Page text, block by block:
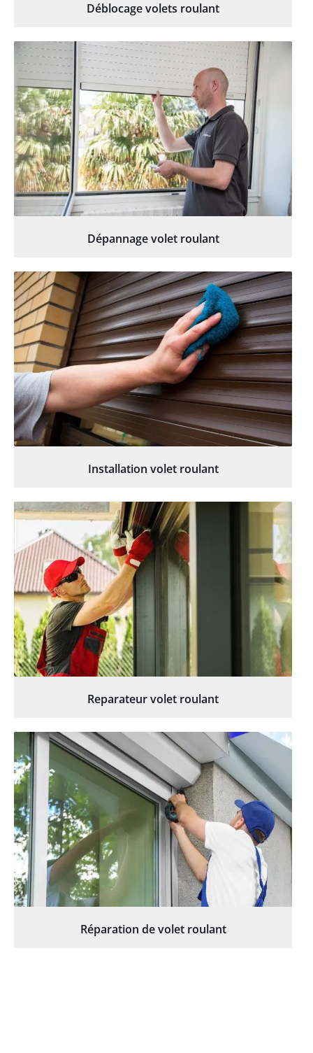
Déblocage volets roulant
Dépannage volet roulant
Installation volet roulant
Reparateur volet roulant
Réparation de volet roulant